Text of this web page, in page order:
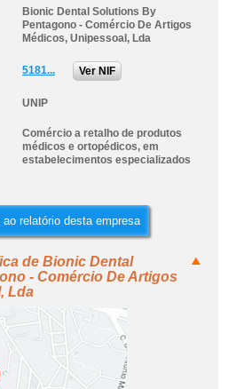
Bionic Dental Solutions By
Pentagono - Comércio De Artigos
Médicos, Unipessoal, Lda
5181... Ver NIF
UNIP
Comércio a retalho de produtos
médicos e ortopédicos, em
estabelecimentos especializados
relatório desta empresa
de Bionic Dental
- Comércio De Artigos
Lda